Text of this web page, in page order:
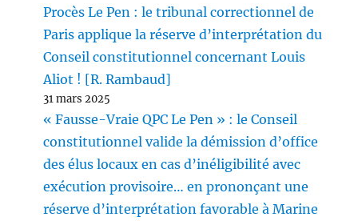
Procès Le Pen : le tribunal correctionnel de
Paris applique la réserve d’interprétation du
Conseil constitutionnel concernant Louis
Aliot ! [R. Rambaud]
31 mars 2025
« Fausse-Vraie QPC Le Pen » : le Conseil
constitutionnel valide la démission d’office
des élus locaux en cas d’inéligibilité avec
exécution provisoire… en prononçant une
réserve d’interprétation favorable à Marine